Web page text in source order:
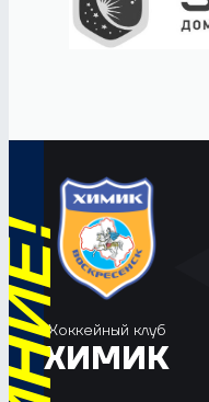
Хоккейный клуб
ХИМИК